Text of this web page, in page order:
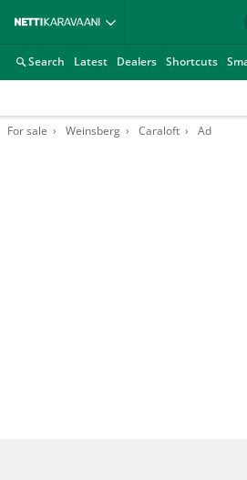
Search Latest Dealers Shortcuts
For sale Weinsberg Caraloft Ad